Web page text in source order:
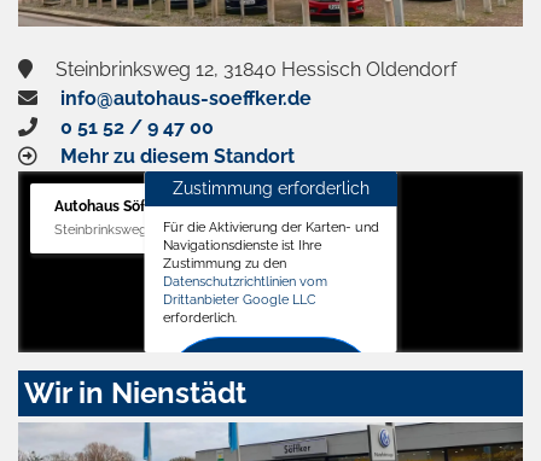
Steinbrinksweg 12, 31840 Hessisch Oldendorf
info@autohaus-soeffker.de
0 51 52 / 9 47 00
Mehr zu diesem Standort
Autohaus Söffker GmbH
Steinbrinksweg 12, 31840 Hessisch Oldendorf
Zustimmung erforderlich
Für die Aktivierung der Karten- und
Navigationsdienste ist Ihre
Zustimmung zu den
Datenschutzrichtlinien vom
Drittanbieter Google LLC
erforderlich.
Zustimmen
aktivieren
Wir in Nienstädt